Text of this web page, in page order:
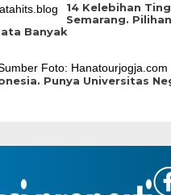
14 Kelebihan
Semarang.
Banyak
Punya Universitas